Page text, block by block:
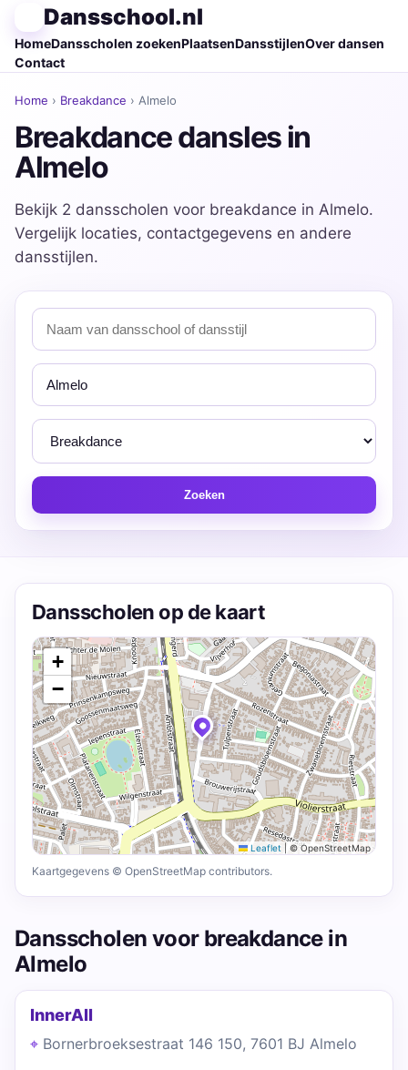
Dansschool.nl
HomeDansscholen zoekenPlaatsenDansstijlenOver dansen
Contact
Home › Breakdance › Almelo
Breakdance dansles in
Almelo
Bekijk 2 dansscholen voor breakdance in Almelo.
Vergelijk locaties, contactgegevens en andere
dansstijlen.
Zoeken
Dansscholen op de kaart
+
−
Leaflet © OpenStreetMap
Kaartgegevens © OpenStreetMap contributors.
Dansscholen voor breakdance in
Almelo
InnerAll
Bornerbroeksestraat 146 150, 7601 BJ Almelo